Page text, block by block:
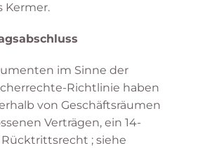
Kermer.
im Sinne der
Richtlinie haben
von Geschäftsräumen
Verträgen, ein 14-
; siehe